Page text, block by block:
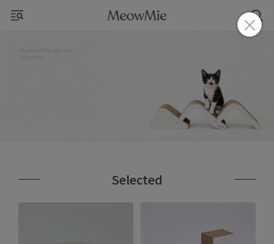
Selected